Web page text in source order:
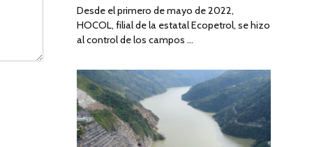
Desde el primero de mayo de 2022,
HOCOL, filial de la estatal Ecopetrol, se hizo
al control de los campos …